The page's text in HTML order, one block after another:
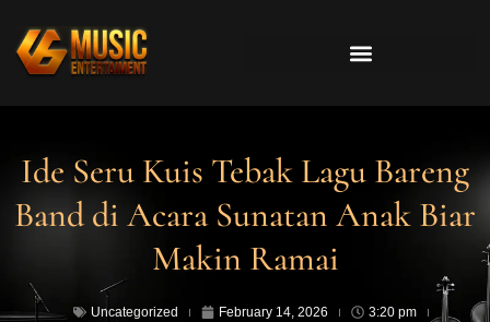
Ide Seru Kuis Tebak Lagu Bareng
Band di Acara Sunatan Anak Biar
Makin Ramai
Uncategorized February 14, 2026
3:20 pm